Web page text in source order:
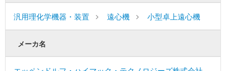
汎用理化学機器・装置 遠心機 小型卓上遠心機
メーカ名